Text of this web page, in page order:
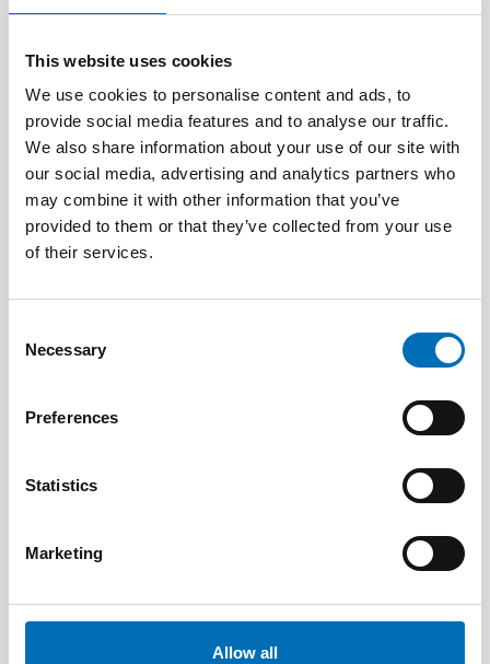
This website uses cookies
We use cookies to personalise content and ads, to
provide social media features and to analyse our traffic.
We also share information about your use of our site with
our social media, advertising and analytics partners who
may combine it with other information that you’ve
provided to them or that they’ve collected from your use
of their services.
Selection
Necessary
Preferences
Statistics
Marketing
Allow all
1 Feb 2023
Tactile transition – experiences shared by
persons with acquired deafblindness
Tactile Working Memory Scale – A Professional